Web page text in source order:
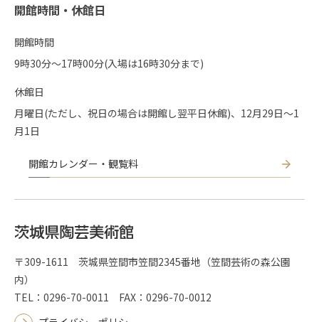
開館時間・休館日
開館時間
9時30分〜17時00分(入場は16時30分まで)
休館日
月曜日(ただし、祝日の場合は開館し翌平日休館)、12月29日～1
月1日
開館カレンダー・観覧料
〒309-1611 茨城県笠間市笠間2345番地（笠間芸術の森公園
内）
TEL：0296-70-0011 FAX：0296-70-0012